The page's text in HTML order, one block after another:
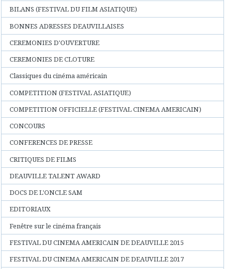
BILANS (FESTIVAL DU FILM ASIATIQUE)
BONNES ADRESSES DEAUVILLAISES
CEREMONIES D'OUVERTURE
CEREMONIES DE CLOTURE
Classiques du cinéma américain
COMPETITION (FESTIVAL ASIATIQUE)
COMPETITION OFFICIELLE (FESTIVAL CINEMA AMERICAIN)
CONCOURS
CONFERENCES DE PRESSE
CRITIQUES DE FILMS
DEAUVILLE TALENT AWARD
DOCS DE L'ONCLE SAM
EDITORIAUX
Fenêtre sur le cinéma français
FESTIVAL DU CINEMA AMERICAIN DE DEAUVILLE 2015
FESTIVAL DU CINEMA AMERICAIN DE DEAUVILLE 2017